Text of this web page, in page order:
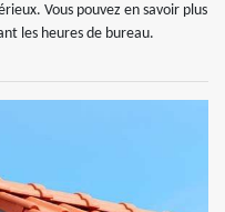
Vous pouvez en savoir plus
les heures de bureau.